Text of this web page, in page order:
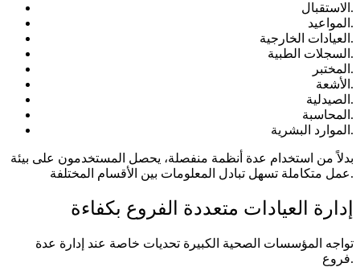
الاستقبال.
المواعيد.
العيادات الخارجية.
السجلات الطبية.
المختبر.
الأشعة.
الصيدلية.
المحاسبة.
الموارد البشرية.
بدلاً من استخدام عدة أنظمة منفصلة، يحصل المستخدمون على بيئة
عمل متكاملة تسهل تبادل المعلومات بين الأقسام المختلفة.
إدارة العيادات متعددة الفروع بكفاءة
تواجه المؤسسات الصحية الكبيرة تحديات خاصة عند إدارة عدة
فروع.